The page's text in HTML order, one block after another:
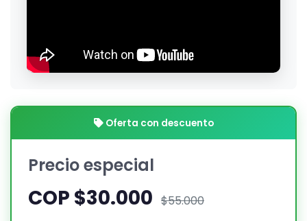
Oferta con descuento
Precio especial
COP $30.000 $55.000